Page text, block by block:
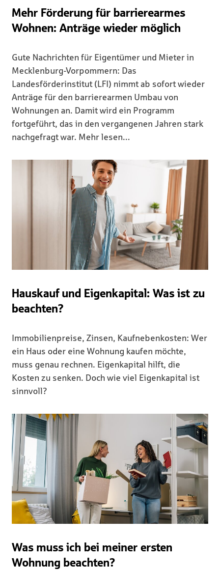
Mehr Förderung für barrierearmes
Wohnen: Anträge wieder möglich
Gute Nachrichten für Eigentümer und Mieter in
Mecklenburg-Vorpommern: Das
Landesförderinstitut (LFI) nimmt ab sofort wieder
Anträge für den barrierearmen Umbau von
Wohnungen an. Damit wird ein Programm
fortgeführt, das in den vergangenen Jahren stark
nachgefragt war. Mehr lesen...
Hauskauf und Eigenkapital: Was ist zu
beachten?
Immobilienpreise, Zinsen, Kaufnebenkosten: Wer
ein Haus oder eine Wohnung kaufen möchte,
muss genau rechnen. Eigenkapital hilft, die
Kosten zu senken. Doch wie viel Eigenkapital ist
sinnvoll?
Was muss ich bei meiner ersten
Wohnung beachten?